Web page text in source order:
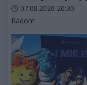
Data dodania artykułu:
07.08.2026 20:30
Kategorie artykułu:
Radom